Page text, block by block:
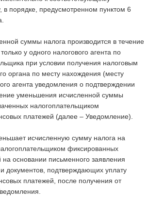
в порядке, предусмотренном пунктом 6
суммы налога производится в течение
у одного налогового агента по
при условии получения налоговым
органа по месту нахождения (месту
агента уведомления о подтверждении
уменьшения исчисленной суммы
налогоплательщиком
платежей (далее – Уведомление).
исчисленную сумму налога на
фиксированных
основании письменного заявления
документов, подтверждающих уплату
платежей, после получения от